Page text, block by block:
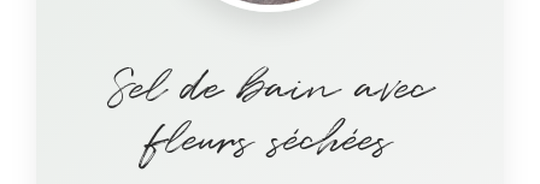
Sel de bain avec
fleurs séchées